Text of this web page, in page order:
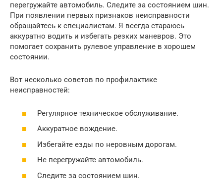
перегружайте автомобиль. Следите за состоянием шин.
При появлении первых признаков неисправности
обращайтесь к специалистам. Я всегда стараюсь
аккуратно водить и избегать резких маневров. Это
помогает сохранить рулевое управление в хорошем
состоянии.
Вот несколько советов по профилактике
неисправностей:
Регулярное техническое обслуживание.
Аккуратное вождение.
Избегайте езды по неровным дорогам.
Не перегружайте автомобиль.
Следите за состоянием шин.